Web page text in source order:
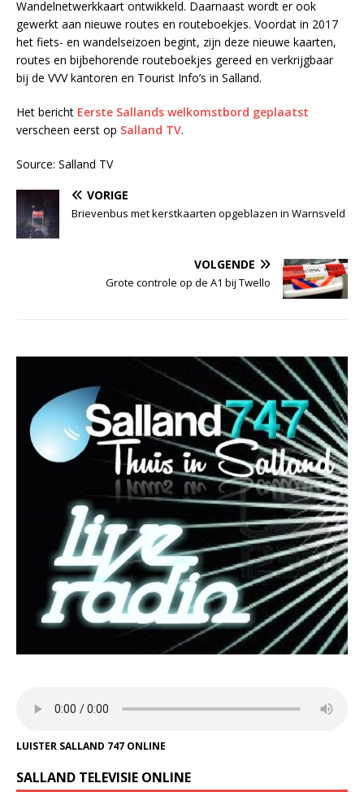
Wandelnetwerkkaart ontwikkeld. Daarnaast wordt er ook
gewerkt aan nieuwe routes en routeboekjes. Voordat in 2017
het fiets- en wandelseizoen begint, zijn deze nieuwe kaarten,
routes en bijbehorende routeboekjes gereed en verkrijgbaar
bij de VVV kantoren en Tourist Info’s in Salland.
Het bericht Eerste Sallands welkomstbord geplaatst
verscheen eerst op Salland TV.
Source: Salland TV
VORIGE
Brievenbus met kerstkaarten opgeblazen in Warnsveld
VOLGENDE
Grote controle op de A1 bij Twello
LUISTER SALLAND 747 ONLINE
SALLAND TELEVISIE ONLINE